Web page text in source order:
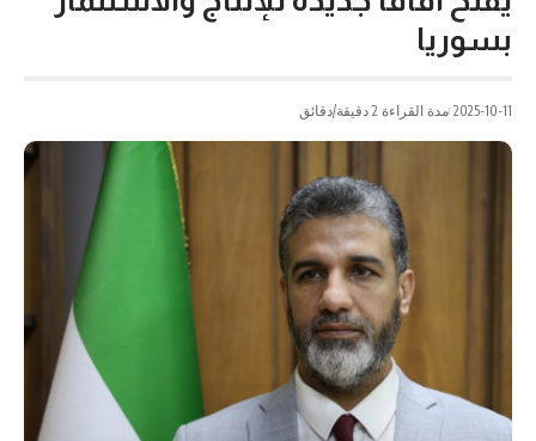
بسوريا
2025-10-11 مدة القراءة 2 دقيقة/دقائق